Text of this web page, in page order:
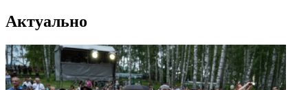
Актуально